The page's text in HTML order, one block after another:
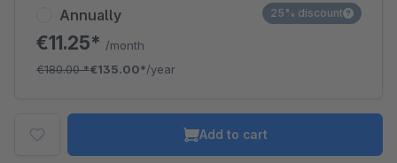
Annually
€11.25* /month
€180.00*€135.00*/year
25% discount
Add to cart